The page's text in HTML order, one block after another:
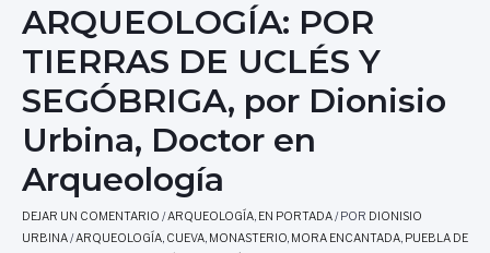
ARQUEOLOGÍA: POR
TIERRAS DE UCLÉS Y
SEGÓBRIGA, por Dionisio
Urbina, Doctor en
Arqueología
DEJAR UN COMENTARIO /ARQUEOLOGÍA EN PORTADA/ POR DIONISIO
URBINA/ARQUEOLOGÍA CUEVA MONASTERIO MORA ENCANTADA PUEBLA DE